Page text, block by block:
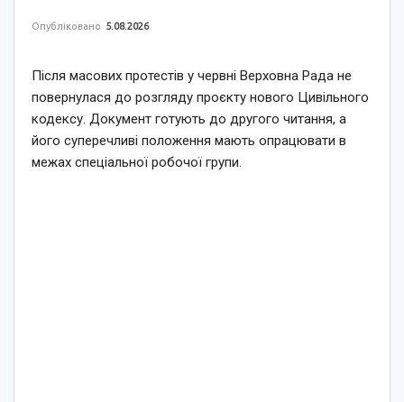
Опубліковано 5.08.2026
Після масових протестів у червні Верховна Рада не
повернулася до розгляду проєкту нового Цивільного
кодексу. Документ готують до другого читання, а
його суперечливі положення мають опрацювати в
межах спеціальної робочої групи.